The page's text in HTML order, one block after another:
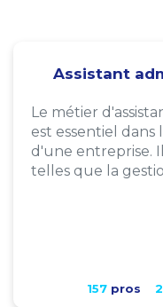
Assistant
Le métier
est essentiel
d'une entreprise.
telles que la
157pros